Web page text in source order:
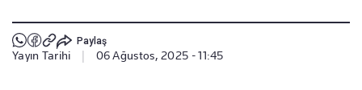
Paylaş
Yayın Tarihi 06 Ağustos, 2025 - 11:45